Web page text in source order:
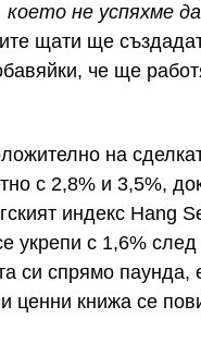
не успяхме
щати ще
че ще
на
с 2,8% и 3,5%,
индекс Hang
укрепи с 1,6%
си спрямо паунда,
ценни книжа се